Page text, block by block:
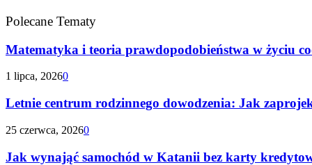
Polecane Tematy
Matematyka i teoria prawdopodobieństwa w życiu
1 lipca, 20260
Letnie centrum rodzinnego dowodzenia: Jak
25 czerwca, 20260
Jak wynająć samochód w Katanii bez karty